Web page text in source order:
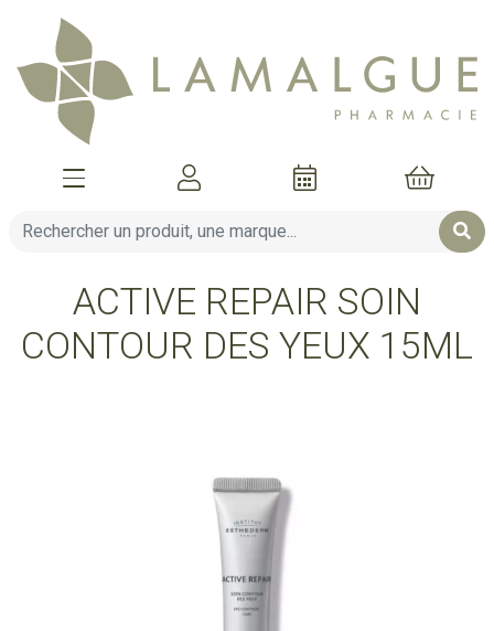
Afficher la navigation
Mon
ACTIVE REPAIR SOIN
CONTOUR DES YEUX 15ML